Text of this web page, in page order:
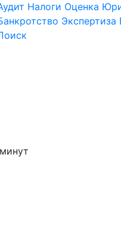
Налоги Оценка
Экспертиза